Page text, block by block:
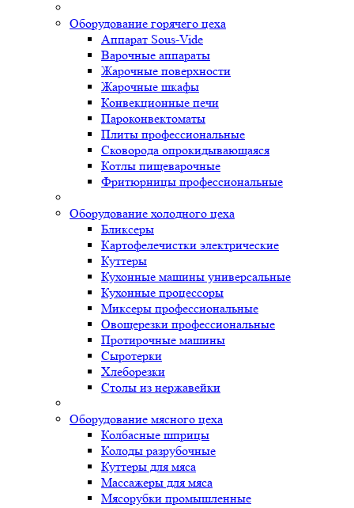
Оборудование горячего цеха
Аппарат Sous-Vide
Варочные аппараты
Жарочные поверхности
Жарочные шкафы
Конвекционные печи
Пароконвектоматы
Плиты профессиональные
Сковорода опрокидывающаяся
Котлы пищеварочные
Фритюрницы профессиональные
Оборудование холодного цеха
Бликсеры
Картофелечистки электрические
Куттеры
Кухонные машины универсальные
Кухонные процессоры
Миксеры профессиональные
Овощерезки профессиональные
Протирочные машины
Сыротерки
Хлеборезки
Столы из нержавейки
Оборудование мясного цеха
Колбасные шприцы
Колоды разрубочные
Куттеры для мяса
Массажеры для мяса
Мясорубки промышленные